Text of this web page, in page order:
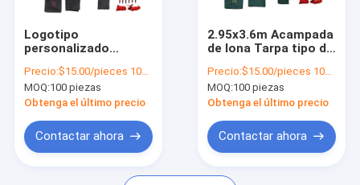
Contacta con nosotros
Noticias
Logotipo
personalizado
campamento al aire
libre impermeable Su
solución definitiva al
Precio:$15.00/pieces 100-999 pieces
MOQ:100 piezas
Obtenga el último precio
Contactar ahora
2.95x3.6m Acampada
de lona Tarpa tipo de
para refugio al aire
libre a prueba de
lluvia
Precio:$15.00/pieces 100-199 pieces
MOQ:100 piezas
Obtenga el último precio
Contactar ahora